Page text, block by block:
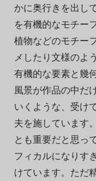
かに奥行きを出し
を有機的なモチー
植物などのモチー
メしたり文様のよ
有機的な要素と幾
風景が作品の中だ
いくような、受け
夫を施しています
とも重要だと思っ
フィカルになりす
けています。ただ